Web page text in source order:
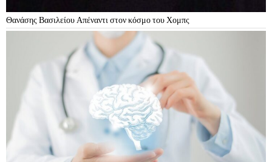
Θανάσης Βασιλείου Απέναντι στον κόσμο του Χομπς